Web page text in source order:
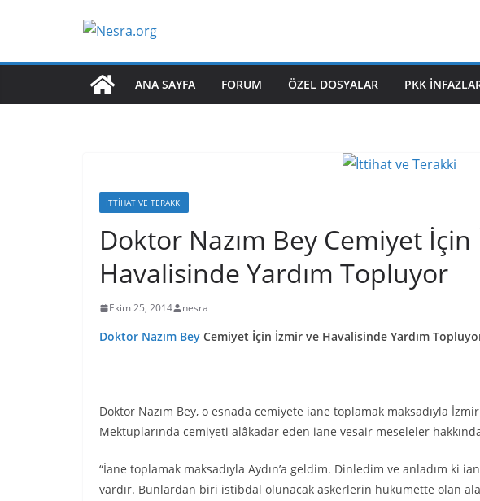
ANA SAYFA FORUM ÖZEL DOSYALAR PKK
İTTIHAT VE TERAKKI
Doktor Nazım Bey Cemiyet
Havalisinde Yardım Topluyor
Ekim 25, 2014 nesra
Doktor Nazım Bey Cemiyet İçin İzmir ve Havalisinde Yardım
Doktor Nazım Bey, o esnada cemiyete iane toplamak maksadıyla
Mektuplarında cemiyeti alâkadar eden iane vesair meseleler
“İane toplamak maksadıyla Aydın’a geldim. Dinledim ve anladım ki
vardır. Bunlardan biri istibdal olunacak askerlerin hükümette olan